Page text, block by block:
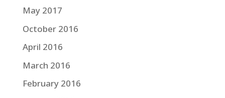
May 2017
October 2016
April 2016
March 2016
February 2016